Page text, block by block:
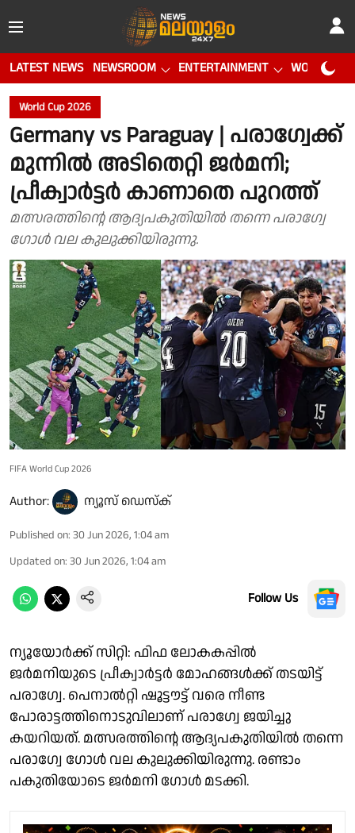
LATEST NEWS NEWSROOM ENTERTAINMENT WORLD CUP
World Cup 2026
Germany vs Paraguay | പരാഗ്വേക്ക്
മുന്നിൽ അടിതെറ്റി ജർമനി;
പ്രീക്വാർട്ടർ കാണാതെ പുറത്ത്
മത്സരത്തിൻ്റെ ആദ്യപകുതിയിൽ തന്നെ പരാഗ്വേ
ഗോൾ വല കുലുക്കിയിരുന്നു.
FIFA World Cup 2026
Author: ന്യൂസ് ഡെസ്ക്
Published on: 30 Jun 2026, 1:04 am
Updated on: 30 Jun 2026, 1:04 am
Follow Us
ന്യൂയോർക്ക് സിറ്റി: ഫിഫ ലോകകപ്പിൽ
ജർമനിയുടെ പ്രീക്വാർട്ടർ മോഹങ്ങള്‍ക്ക് തടയിട്ട്
പരാഗ്വേ. പെനാൽറ്റി ഷൂട്ടൗട്ട് വരെ നീണ്ട
പോരാട്ടത്തിനൊടുവിലാണ് പരാഗ്വേ ജയിച്ചു
കയറിയത്. മത്സരത്തിൻ്റെ ആദ്യപകുതിയിൽ തന്നെ
പരാഗ്വേ ഗോൾ വല കുലുക്കിയിരുന്നു. രണ്ടാം
പകുതിയോടെ ജർമനി ഗോൾ മടക്കി.